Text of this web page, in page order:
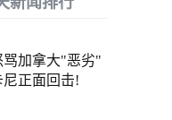
加拿大"恶劣"
尼正面回击!